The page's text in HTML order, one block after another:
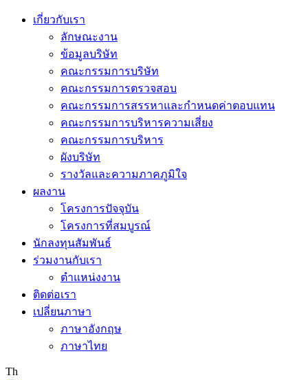
เกี่ยวกับเรา
ลักษณะงาน
ข้อมูลบริษัท
คณะกรรมการบริษัท
คณะกรรมการตรวจสอบ
คณะกรรมการสรรหาและกำหนดค่าตอบแทน
คณะกรรมการบริหารความเสี่ยง
คณะกรรมการบริหาร
ผังบริษัท
รางวัลและความภาคภูมิใจ
ผลงาน
โครงการปัจจุบัน
โครงการที่สมบูรณ์
นักลงทุนสัมพันธ์
ร่วมงานกับเรา
ตำแหน่งงาน
ติดต่อเรา
เปลี่ยนภาษา
ภาษาอังกฤษ
ภาษาไทย
Th